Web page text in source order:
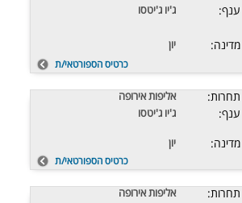
ענף: ג'יו ג'יטסו
מדינה: יון
כרטיס הספורטאי/ת
תחרות: אליפות אירופה
ענף: ג'יו ג'יטסו
מדינה: יון
כרטיס הספורטאי/ת
תחרות: אליפות אירופה